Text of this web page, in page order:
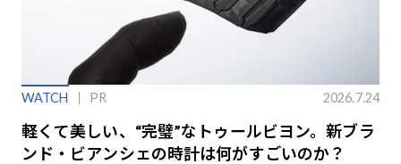
WATCH PR 2026.7.24
軽くて美しい、“完璧”なトゥールビヨン。新ブラ
ンド・ビアンシェの時計は何がすごいのか？